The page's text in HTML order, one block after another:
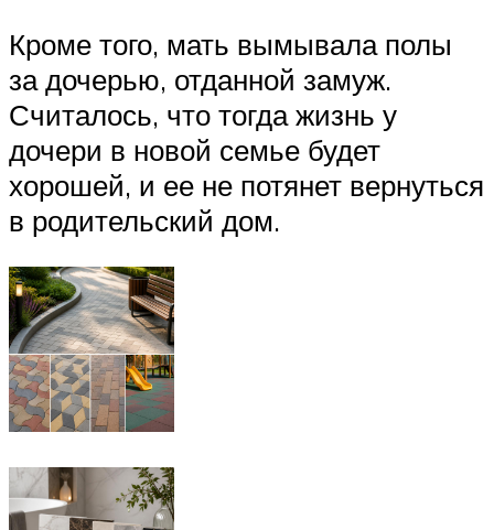
Кроме того, мать вымывала полы
за дочерью, отданной замуж.
Считалось, что тогда жизнь у
дочери в новой семье будет
хорошей, и ее не потянет вернуться
в родительский дом.